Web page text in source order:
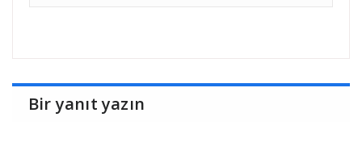
Bir yanıt yazın